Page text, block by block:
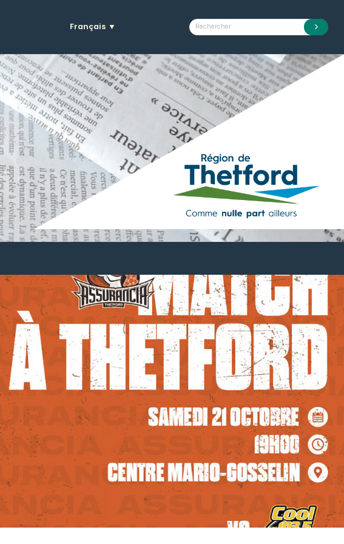
Français ▼